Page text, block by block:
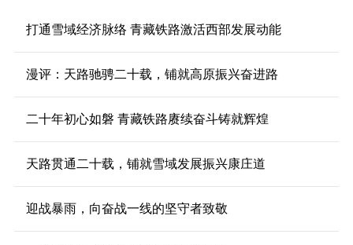
打通雪域经济脉络 青藏铁路激活西部发展动能
漫评：天路驰骋二十载，铺就高原振兴奋进路
二十年初心如磐 青藏铁路赓续奋斗铸就辉煌
天路贯通二十载，铺就雪域发展振兴康庄道
迎战暴雨，向奋战一线的坚守者致敬